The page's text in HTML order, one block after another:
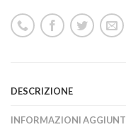
DESCRIZIONE
INFORMAZIONI